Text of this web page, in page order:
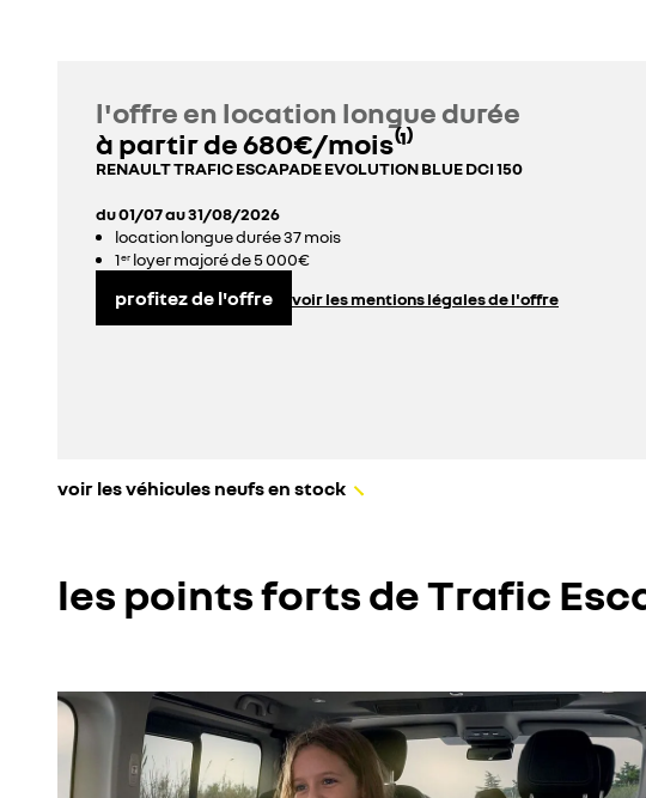
l'offre en location longue durée
à partir de 680€/mois⁽¹⁾
RENAULT TRAFIC ESCAPADE EVOLUTION BLUE DCI 150
du 01/07 au 31/08/2026
location longue durée37 mois
1er loyer majoré de 5 000€
profitez de l'offre voir les mentions légales de l'offre
voir les véhicules neufs en stock
les points forts de Trafic